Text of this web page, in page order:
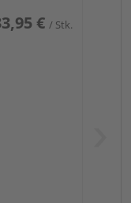
€ / Stk.